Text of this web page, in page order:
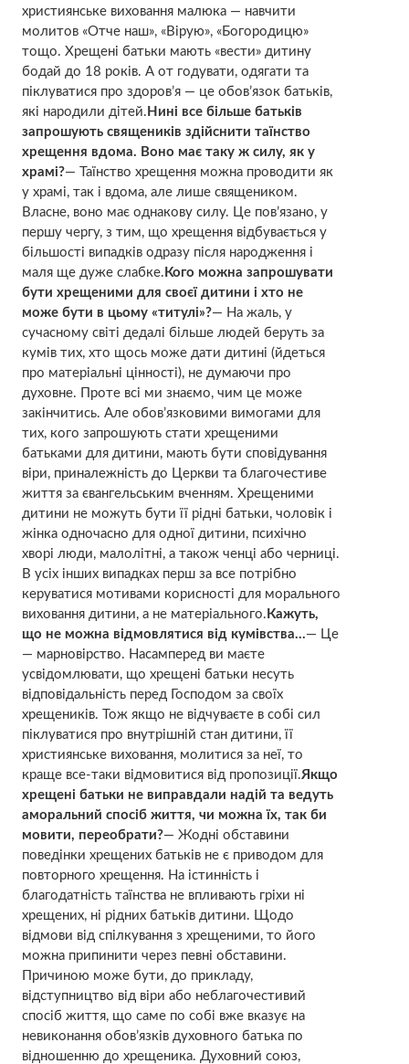
християнське виховання малюка — навчити
молитов «Отче наш», «Вірую», «Богородицю»
тощо. Хрещені батьки мають «вести» дитину
бодай до 18 років. А от годувати, одягати та
піклуватися про здоров’я — це обов’язок батьків,
які народили дітей. Нині все більше батьків
запрошують священиків здійснити таїнство
хрещення вдома. Воно має таку ж силу, як у
храмі?— Таїнство хрещення можна проводити як
у храмі, так і вдома, але лише священиком.
Власне, воно має однакову силу. Це пов’язано, у
першу чергу, з тим, що хрещення відбувається у
більшості випадків одразу після народження і
маля ще дуже слабке. Кого можна запрошувати
бути хрещеними для своєї дитини і хто не
може бути в цьому «титулі»?— На жаль, у
сучасному світі дедалі більше людей беруть за
кумів тих, хто щось може дати дитині (йдеться
про матеріальні цінності), не думаючи про
духовне. Проте всі ми знаємо, чим це може
закінчитись. Але обов’язковими вимогами для
тих, кого запрошують стати хрещеними
батьками для дитини, мають бути сповідування
віри, приналежність до Церкви та благочестиве
життя за євангельським вченням. Хрещеними
дитини не можуть бути її рідні батьки, чоловік і
жінка одночасно для одної дитини, пcихічно
хвoрі люди, малолітні, а також ченці або черниці.
В усіх інших випадках перш за все потрібно
керуватися мотивами корисності для морального
виховання дитини, а не матеріального. Кажуть,
що не можна відмовлятися від кумівства…— Це
— марновірство. Насамперед ви маєте
усвідомлювати, що хрещені батьки несуть
відповідальність перед Господом за своїх
хрещеників. Тож якщо не відчуваєте в собі сил
піклуватися про внутрішній стан дитини, її
християнське виховання, молитися за неї, то
краще все-таки відмовитися від пропозиції.Якщо
хрещені батьки не виправдали надій та ведуть
аморальний спосіб життя, чи можна їх, так би
мовити, переобрати?— Жодні обставини
поведінки хрещених батьків не є приводом для
повторного хрещення. На істинність і
благодатність таїнства не впливають гріхи ні
хрещених, ні рідних батьків дитини. Щодо
відмови від спілкування з хрещеними, то його
можна припинити через певні обставини.
Причиною може бути, до прикладу,
відступництво від віри або неблагочестивий
спосіб життя, що саме по собі вже вказує на
невиконання обов’язків духовного батька по
відношенню до хрещеника. Духовний союз,